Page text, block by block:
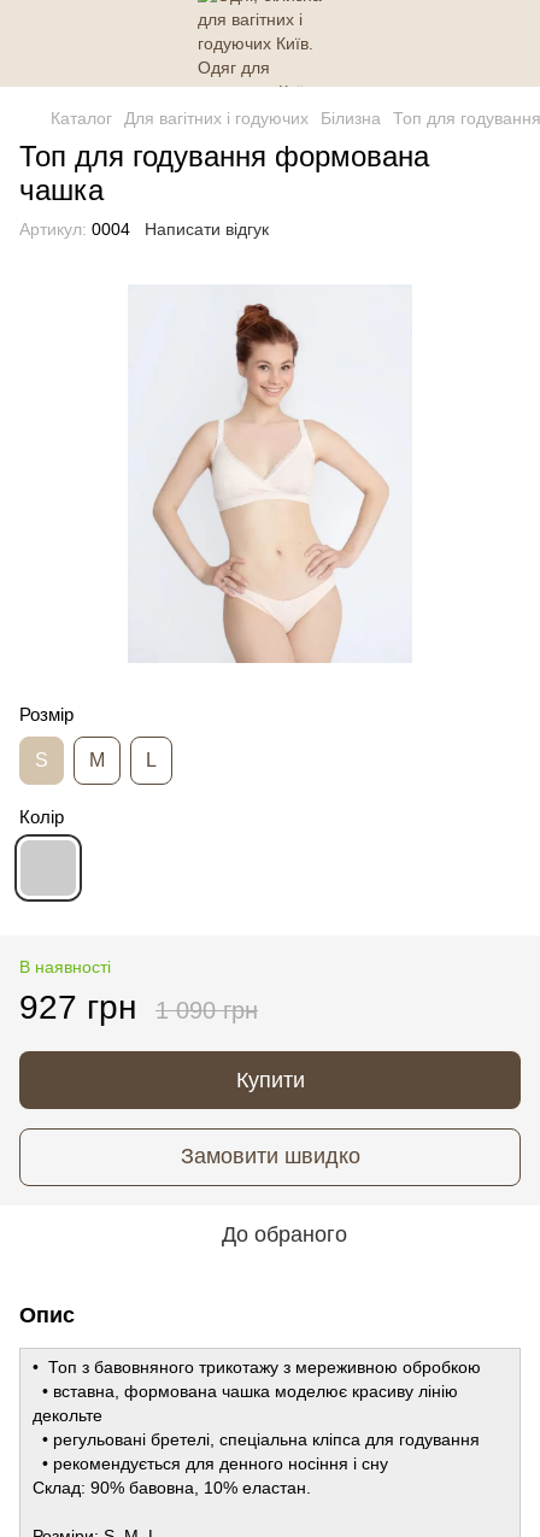
Каталог Для вагітних і годуючих Білизна Топ для
Топ для годування формована
чашка
Артикул: 0004 Написати відгук
Розмір
S M L
Колір
В наявності
927 грн 1 090 грн
Купити
Замовити швидко
До обраного
Опис
• Топ з бавовняного трикотажу з мереживною обробкою
• вставна, формована чашка моделює красиву лінію
декольте
• регульовані бретелі, спеціальна кліпса для годування
• рекомендується для денного носіння і сну
Склад: 90% бавовна, 10% еластан.